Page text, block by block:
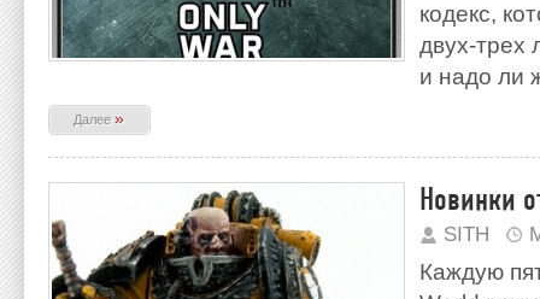
кодекс,
двух-трех
и надо ли
Далее»
Новинки
SITH
Каждую